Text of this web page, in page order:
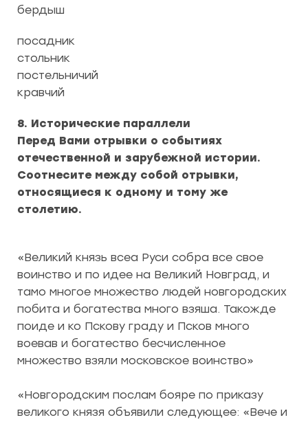
бердыш
посадник
стольник
постельничий
кравчий
8. Исторические параллели
Перед Вами отрывки о событиях
отечественной и зарубежной истории.
Соотнесите между собой отрывки,
относящиеся к одному и тому же
столетию.
«Великий князь всеа Руси собра все свое
воинство и по идее на Великий Новград, и
тамо многое множество людей новгородских
побита и богатества много взяша. Такожде
поиде и ко Пскову граду и Псков много
воевав и богатество бесчисленное
множество взяли московское воинство»
«Новгородским послам бояре по приказу
великого князя объявили следующее: «Вече и